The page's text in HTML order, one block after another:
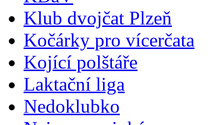
Klub dvojčat Plzeň
Kočárky pro vícerčata
Kojící polštáře
Laktační liga
Nedoklubko